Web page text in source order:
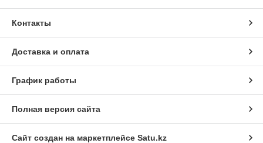
Контакты
Доставка и оплата
График работы
Полная версия сайта
Сайт создан на маркетплейсе Satu.kz